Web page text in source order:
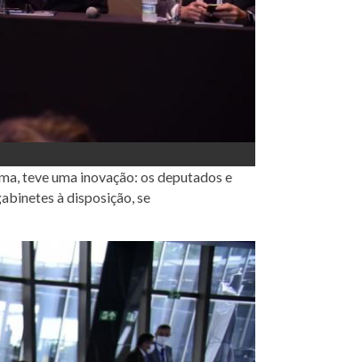
teve uma inovação: os deputados e
à disposição, se